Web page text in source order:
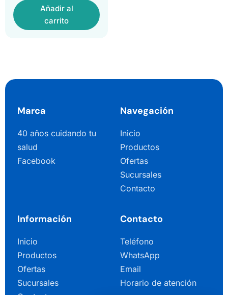
Añadir al
carrito
Marca
40 años cuidando tu
salud
Facebook
Navegación
Inicio
Productos
Ofertas
Sucursales
Contacto
Información
Inicio
Productos
Ofertas
Sucursales
Contacto
Teléfono
WhatsApp
Email
Horario de atención